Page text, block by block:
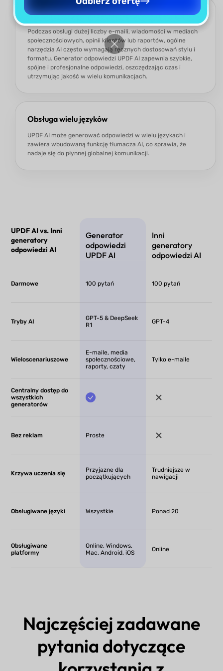
Wydajność
Podczas obsługi dużej liczby e-maili, wiadomości w mediach
społecznościowych, opinii klientów lub raportów, ogólne
narzędzia AI często wymagają ręcznych dostosowań stylu i
formatu. Generator odpowiedzi UPDF AI zapewnia szybkie,
spójne i profesjonalne odpowiedzi, oszczędzając czas i
utrzymując jakość w wielu komunikacjach.
Obsługa wielu języków
UPDF AI może generować odpowiedzi w wielu językach i
zawiera wbudowaną funkcję tłumacza AI, co sprawia, że
nadaje się do płynnej globalnej komunikacji.
UPDF AI vs. Inni
generatory
odpowiedzi AI
Generator
odpowiedzi
UPDF AI
Inni
generatory
odpowiedzi AI
Darmowe 100 pytań 100 pytań
Tryby AI
GPT-5 & DeepSeek
R1
GPT-4
Wieloscenariuszowe
E-maile, media
społecznościowe,
raporty, czaty
Tylko e-maile
Centralny dostęp do
wszystkich
generatorów
Bez reklam Proste
Krzywa uczenia się
Przyjazne dla
początkujących
Trudniejsze w
nawigacji
Obsługiwane języki Wszystkie Ponad 20
Obsługiwane
platformy
Online, Windows,
Mac, Android, iOS
Online
Najczęściej zadawane
pytania dotyczące